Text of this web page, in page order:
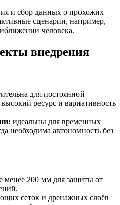
и сбор данных о прохожих
сценарии, например,
человека.
внедрения
для постоянной
ресурс и вариативность
идеальны для временных
необходима автономность без
менее 200 мм для защиты от
сеток и дренажных слоёв